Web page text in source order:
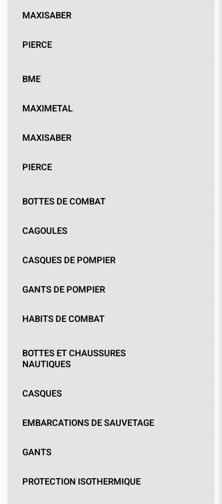
MAXISABER
PIERCE
BME
MAXIMETAL
MAXISABER
PIERCE
BOTTES DE COMBAT
CAGOULES
CASQUES DE POMPIER
GANTS DE POMPIER
HABITS DE COMBAT
BOTTES ET CHAUSSURES
NAUTIQUES
CASQUES
EMBARCATIONS DE SAUVETAGE
GANTS
PROTECTION ISOTHERMIQUE